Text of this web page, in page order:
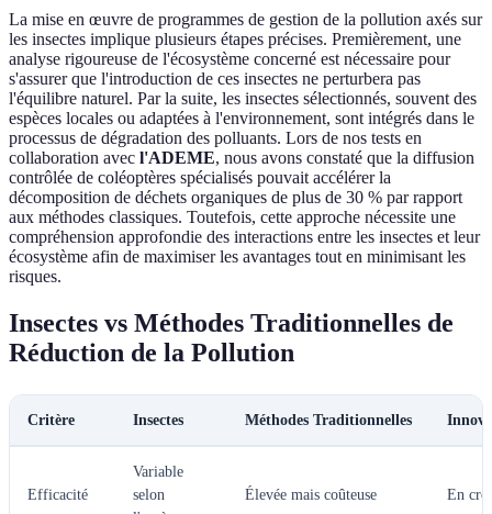
La mise en œuvre de programmes de gestion de la pollution axés sur
les insectes implique plusieurs étapes précises. Premièrement, une
analyse rigoureuse de l'écosystème concerné est nécessaire pour
s'assurer que l'introduction de ces insectes ne perturbera pas
l'équilibre naturel. Par la suite, les insectes sélectionnés, souvent des
espèces locales ou adaptées à l'environnement, sont intégrés dans le
processus de dégradation des polluants. Lors de nos tests en
collaboration avec l'ADEME, nous avons constaté que la diffusion
contrôlée de coléoptères spécialisés pouvait accélérer la
décomposition de déchets organiques de plus de 30 % par rapport
aux méthodes classiques. Toutefois, cette approche nécessite une
compréhension approfondie des interactions entre les insectes et leur
écosystème afin de maximiser les avantages tout en minimisant les
risques.
Insectes vs Méthodes Traditionnelles de
Réduction de la Pollution
Critère Insectes Méthodes Traditionnelles
Efficacité
Variable
selon
Élevée mais coûteuse En